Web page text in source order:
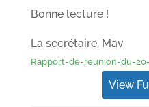
Bonne lecture !
La secrétaire, Mav
Rapport-de-reunion-du-
View